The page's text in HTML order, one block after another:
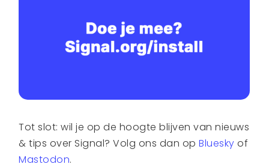
Tot slot: wil je op de hoogte blijven van nieuws
& tips over Signal? Volg ons dan opBluesky of
Mastodon.